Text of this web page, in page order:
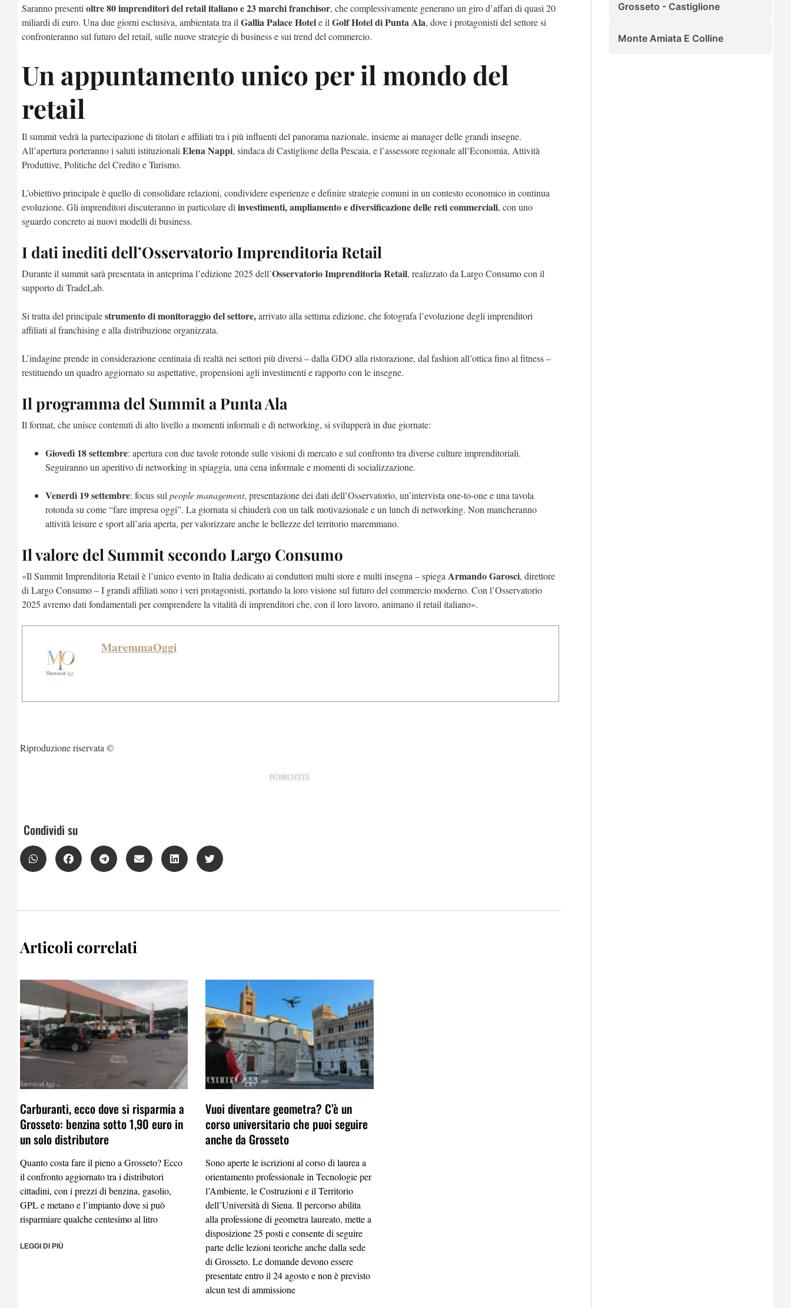
Saranno presenti oltre 80 imprenditori del retail italiano e 23 marchi franchisor, che complessivamente generano un giro d’affari di quasi 20
miliardi di euro. Una due giorni esclusiva, ambientata tra il Gallia Palace Hotele il Golf Hotel di Punta Ala, dove i protagonisti del settore si
confronteranno sul futuro del retail, sulle nuove strategie di business e sui trend del commercio.
Un appuntamento unico per il mondo del
retail
Il summit vedrà la partecipazione di titolari e affiliati tra i più influenti del panorama nazionale, insieme ai manager delle grandi insegne.
All’apertura porteranno i saluti istituzionali Elena Nappi, sindaca di Castiglione della Pescaia, e l’assessore regionale all’Economia, Attività
Produttive, Politiche del Credito e Turismo.
L’obiettivo principale è quello di consolidare relazioni, condividere esperienze e definire strategie comuni in un contesto economico in continua
evoluzione. Gli imprenditori discuteranno in particolare di investimenti, ampliamento e diversificazione delle reti commerciali, con uno
sguardo concreto ai nuovi modelli di business.
I dati inediti dell’Osservatorio Imprenditoria Retail
Durante il summit sarà presentata in anteprima l’edizione 2025 dell’Osservatorio Imprenditoria Retail, realizzato da Largo Consumo con il
supporto di TradeLab.
Si tratta del principalestrumento di monitoraggio del settore,arrivato alla settima edizione, che fotografa l’evoluzione degli imprenditori
affiliati al franchising e alla distribuzione organizzata.
L’indagine prende in considerazione centinaia di realtà nei settori più diversi – dalla GDO alla ristorazione, dal fashion all’ottica fino al fitness –
restituendo un quadro aggiornato su aspettative, propensioni agli investimenti e rapporto con le insegne.
Il programma del Summit a Punta Ala
Il format, che unisce contenuti di alto livello a momenti informali e di networking, si svilupperà in due giornate:
Giovedì 18 settembre: apertura con due tavole rotonde sulle visioni di mercato e sul confronto tra diverse culture imprenditoriali.
Seguiranno un aperitivo di networking in spiaggia, una cena informale e momenti di socializzazione.
Venerdì 19 settembre: focus sul people management, presentazione dei dati dell’Osservatorio, un’intervista one-to-one e una tavola
rotonda su come “fare impresa oggi”. La giornata si chiuderà con un talk motivazionale e un lunch di networking. Non mancheranno
attività leisure e sport all’aria aperta, per valorizzare anche le bellezze del territorio maremmano.
Il valore del Summit secondo Largo Consumo
«Il Summit Imprenditoria Retail è l’unico evento in Italia dedicato ai conduttori multi store e multi insegna – spiega Armando Garosci, direttore
di Largo Consumo – I grandi affiliati sono i veri protagonisti, portando la loro visione sul futuro del commercio moderno. Con l’Osservatorio
2025 avremo dati fondamentali per comprendere la vitalità di imprenditori che, con il loro lavoro, animano il retail italiano».
MaremmaOggi
Riproduzione riservata ©
PUBBLICITÀ
Condividi su
Articoli correlati
Carburanti, ecco dove si risparmia a
Grosseto: benzina sotto 1,90 euro in
un solo distributore
Quanto costa fare il pieno a Grosseto? Ecco
il confronto aggiornato tra i distributori
cittadini, con i prezzi di benzina, gasolio,
GPL e metano e l’impianto dove si può
risparmiare qualche centesimo al litro
LEGGI DI PIÙ
Vuoi diventare geometra? C’è un
corso universitario che puoi seguire
anche da Grosseto
Sono aperte le iscrizioni al corso di laurea a
orientamento professionale in Tecnologie per
l’Ambiente, le Costruzioni e il Territorio
dell’Università di Siena. Il percorso abilita
alla professione di geometra laureato, mette a
disposizione 25 posti e consente di seguire
parte delle lezioni teoriche anche dalla sede
di Grosseto. Le domande devono essere
presentate entro il 24 agosto e non è previsto
alcun test di ammissione
Grosseto - Castiglione
Monte Amiata E Colline